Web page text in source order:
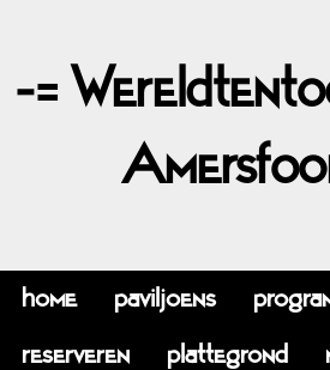
-=
home paviljoens
reserveren plattegrond